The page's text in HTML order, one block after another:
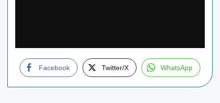
Facebook Twitter/X WhatsApp